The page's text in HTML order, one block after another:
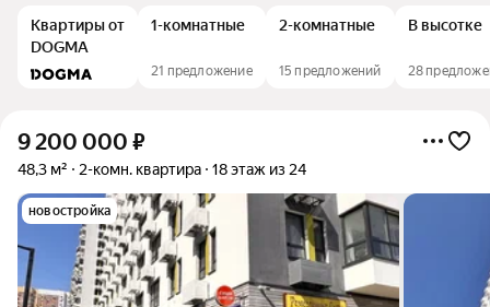
Квартиры от
DOGMA
1-комнатные
21 предложение
2-комнатные
15 предложений
В высотке
28
9 200 000 ₽
48,3 м² 2-комн. квартира 18 этаж из 24
новостройка